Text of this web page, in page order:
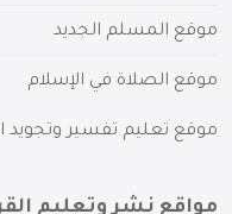
موقع المسلم الجديد
موقع الصلاة في الإسلام
موقع تعليم تفسير وتجويد
مواقع نشر وتعليم